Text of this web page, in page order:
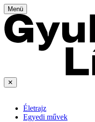
Menü
✕
Életrajz
Egyedi művek